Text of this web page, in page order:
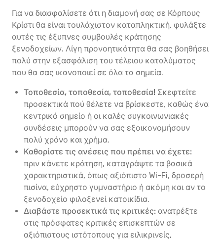
Για να διασφαλίσετε ότι η διαμονή σας σε Κόρπους
Κρίστι θα είναι τουλάχιστον καταπληκτική, φυλάξτε
αυτές τις έξυπνες συμβουλές κράτησης
ξενοδοχείων. Λίγη προνοητικότητα θα σας βοηθήσει
πολύ στην εξασφάλιση του τέλειου καταλύματος
που θα σας ικανοποιεί σε όλα τα σημεία.
Τοποθεσία, τοποθεσία, τοποθεσία! Σκεφτείτε
προσεκτικά πού θέλετε να βρίσκεστε, καθώς ένα
κεντρικό σημείο ή οι καλές συγκοινωνιακές
συνδέσεις μπορούν να σας εξοικονομήσουν
πολύ χρόνο και χρήμα.
Καθορίστε τις ανέσεις που πρέπει να έχετε:
πριν κάνετε κράτηση, καταγράψτε τα βασικά
χαρακτηριστικά, όπως αξιόπιστο Wi-Fi, δροσερή
πισίνα, εύχρηστο γυμναστήριο ή ακόμη και αν το
ξενοδοχείο φιλοξενεί κατοικίδια.
Διαβάστε προσεκτικά τις κριτικές: ανατρέξτε
στις πρόσφατες κριτικές επισκεπτών σε
αξιόπιστους ιστότοπους για ειλικρινείς,